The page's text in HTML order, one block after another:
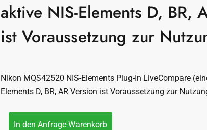
aktive NIS-Elements D, BR,
ist Voraussetzung zur
Nikon MQS42520 NIS-Elements Plug-In LiveCompare
Elements D, BR, AR Version ist Voraussetzung zur
In den Anfrage-Warenkorb